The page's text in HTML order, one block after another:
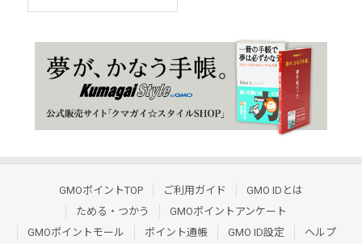
GMOポイントTOP ご利用ガイド
GMO IDとは
ためる・つかう
GMOポイントアンケート
GMOポイントモール
ポイント通帳 GMO ID設定
ヘルプ